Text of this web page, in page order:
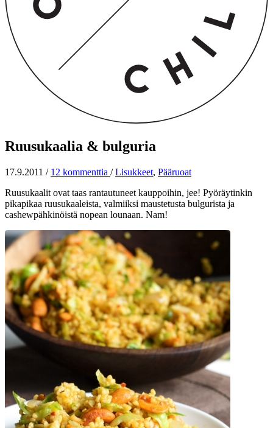
Ruusukaalia & bulguria
17.9.2011 / 12 kommenttia / Lisukkeet, Pääruoat
Ruusukaalit ovat taas rantautuneet kauppoihin, jee! Pyöräytinkin
pikapikaa ruusukaaleista, valmiiksi maustetusta bulgurista ja
cashewpähkinöistä nopean lounaan. Nam!